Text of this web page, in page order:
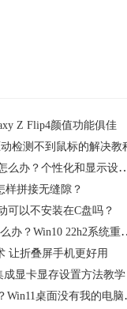
Z Flip4颜值功能俱佳
检测不到鼠标的解决教
Win10右键个性化和显示设置打不开怎么办
样拼接无缝隙？
可以不安装在C盘吗？
Win10 22h2系统重启转圈无
让折叠屏手机更好用
成显卡显存设置方法教学
Win11桌